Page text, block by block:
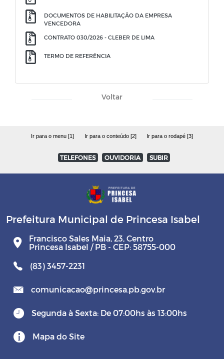
DOCUMENTOS DE HABILITAÇÃO DA EMPRESA
VENCEDORA
CONTRATO 030/2026 - CLEBER DE LIMA
TERMO DE REFERÊNCIA
Voltar
Ir para o menu [1] Ir para o conteúdo [2] Ir para o rodapé [3]
TELEFONES OUVIDORIA SUBIR
Prefeitura Municipal de Princesa Isabel
Francisco Sales Maia, 23, Centro
Princesa Isabel / PB - CEP: 58755-000
(83) 3457-2231
comunicacao@princesa.pb.gov.br
Segunda à Sexta: De 07:00hs às 13:00hs
Mapa do Site